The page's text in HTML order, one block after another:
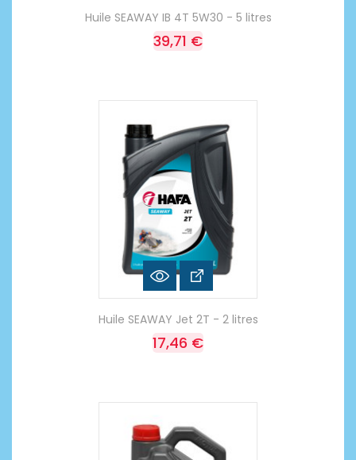
Huile SEAWAY IB 4T 5W30 - 5 litres
39,71 €
Huile SEAWAY Jet 2T - 2 litres
17,46 €